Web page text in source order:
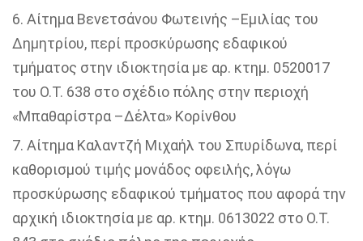
Αίτημα Βενετσάνου Φωτεινής –Εμιλίας του
Δημητρίου, περί προσκύρωσης εδαφικού
τμήματος στην ιδιοκτησία με αρ. κτημ. 0520017
του Ο.Τ. 638 στο σχέδιο πόλης στην περιοχή
«Μπαθαρίστρα –Δέλτα» Κορίνθου
Αίτημα Καλαντζή Μιχαήλ του Σπυρίδωνα, περί
καθορισμού τιμής μονάδος οφειλής, λόγω
προσκύρωσης εδαφικού τμήματος που αφορά την
αρχική ιδιοκτησία με αρ. κτημ. 0613022 στο Ο.Τ.